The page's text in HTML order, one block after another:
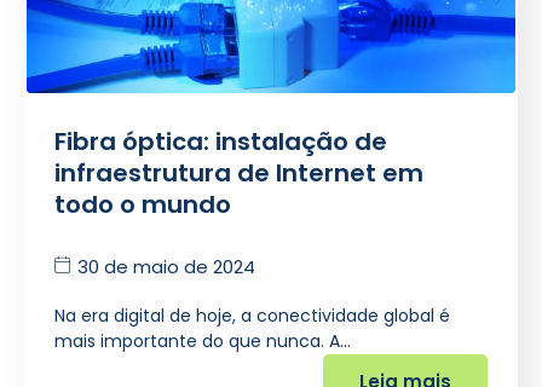
Fibra óptica: instalação de
infraestrutura de Internet em
todo o mundo
30 de maio de 2024
Na era digital de hoje, a conectividade global é
mais importante do que nunca. A…
Leia mais